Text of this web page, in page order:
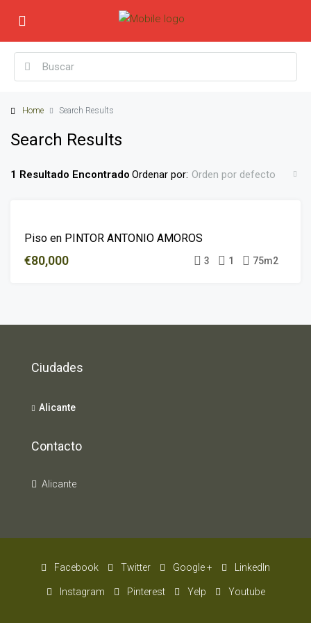
Home Search Results
Search Results
1 Resultado Encontrado Ordenar por: Orden por defecto
VENTA
Piso en PINTOR ANTONIO AMOROS
€80,000 3 1 75m2
Ciudades
Alicante
Contacto
Alicante
Facebook Twitter Google + LinkedIn
Instagram Pinterest Yelp Youtube